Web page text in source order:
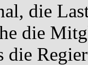
die
die
die